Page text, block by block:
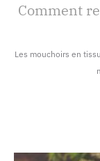
Comment
Les mouchoirs en